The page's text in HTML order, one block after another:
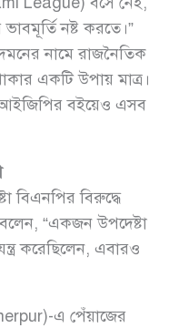
নষ্ট করতে।”
নামে রাজনৈতিক
একটি উপায় মাত্র।
বইয়েও এসব
বিএনপির বিরুদ্ধে
বলেন, “একজন উপদেষ্টা
করেছিলেন, এবারও
এ পেঁয়াজের